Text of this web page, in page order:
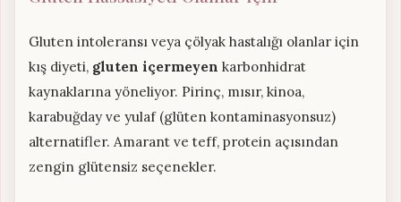
Gluten intoleransı veya çölyak hastalığı olanlar için
kış diyeti, gluten içermeyen karbonhidrat
kaynaklarına yöneliyor. Pirinç, mısır, kinoa,
karabuğday ve yulaf (glüten kontaminasyonsuz)
alternatifler. Amarant ve teff, protein açısından
zengin glütensiz seçenekler.